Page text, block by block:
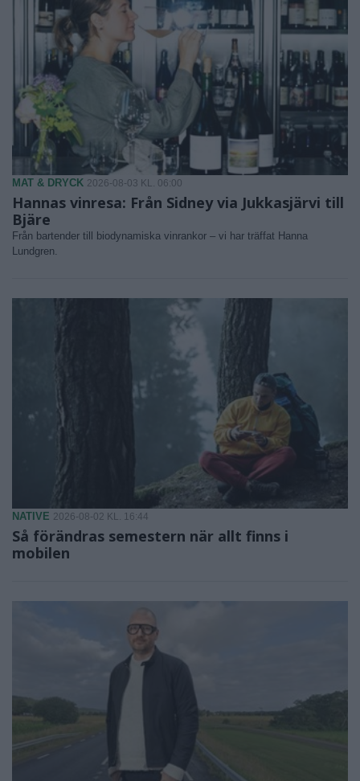
MAT & DRYCK 2026-08-03 KL. 06:00
Hannas vinresa: Från Sidney via Jukkasjärvi till
Bjäre
Från bartender till biodynamiska vinrankor – vi har träffat Hanna
Lundgren.
NATIVE 2026-08-02 KL. 16:44
Så förändras semestern när allt finns i
mobilen